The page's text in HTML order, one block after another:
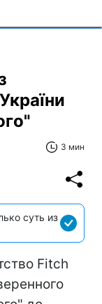
3 мин
суть из
Fitch